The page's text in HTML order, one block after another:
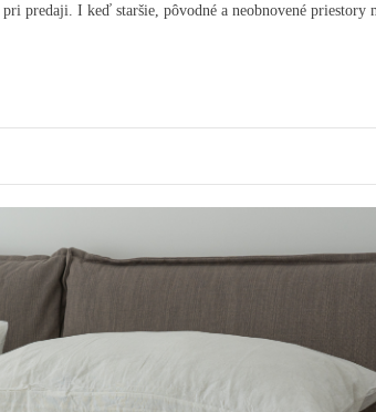
predaji. I keď staršie, pôvodné a neobnovené